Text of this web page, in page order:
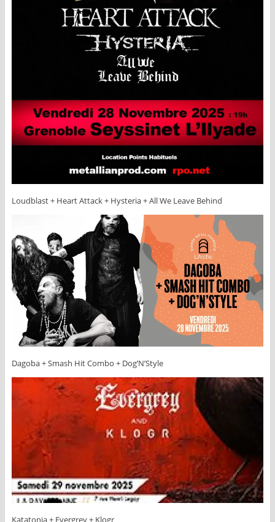
Loudblast + Heart Attack + Hysteria + All We Leave Behind
Dagoba + Smash Hit Combo + Dog’N’Style
Katatonia + Evergrey + Klogr